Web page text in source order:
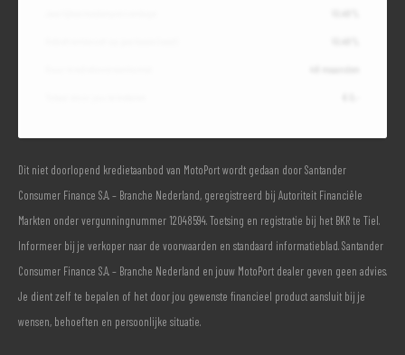
Dit niet doorlopend kredietaanbod van MotoPort wordt gedaan door Santander
Consumer Finance S.A. – Branche Nederland, geregistreerd bij Autoriteit Financiële
Markten onder vergunningnummer 12048594. Toetsing en registratie bij het BKR te Tiel.
Informeer bij je verkoper naar de voorwaarden en standaard informatieblad. Santander
Consumer Finance S.A. – Branche Nederland en jouw MotoPort dealer geven geen advies.
Je dient zelf te bepalen of het door jou gewenste financieel product aansluit bij je
wensen, behoeften en persoonlijke situatie.